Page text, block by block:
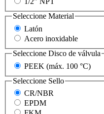
Seleccione Material
Latón
Acero inoxidable
Seleccione Disco de válvula
PEEK (máx. 100 °C)
Seleccione Sello
CR/NBR
EPDM